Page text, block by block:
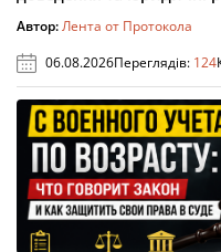
Автор:Лента от Протокола
06.08.2026Переглядів: 124